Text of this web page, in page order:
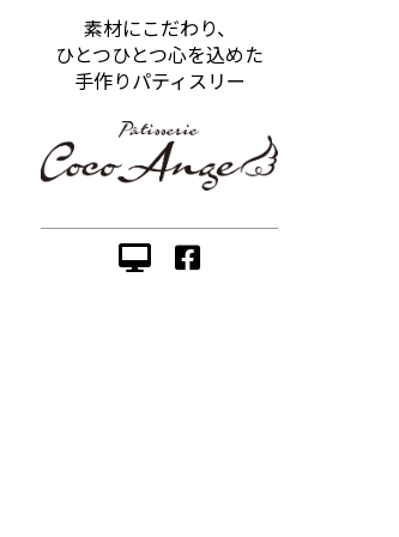
素材にこだわり、
ひとつひとつ心を込めた
手作りパティスリー